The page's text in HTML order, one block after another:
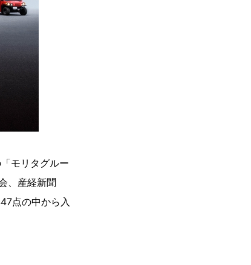
モリタグルー
、産経新聞
点の中から入